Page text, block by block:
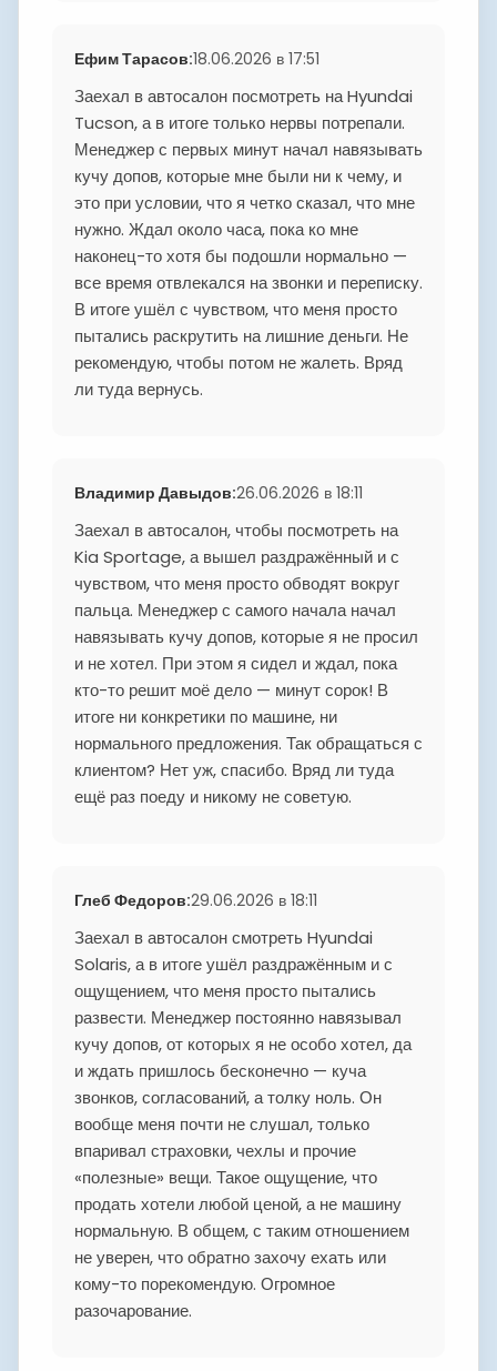
Ефим Тарасов:18.06.2026 в 17:51
Заехал в автосалон посмотреть на Hyundai
Tucson, а в итоге только нервы потрепали.
Менеджер с первых минут начал навязывать
кучу допов, которые мне были ни к чему, и
это при условии, что я четко сказал, что мне
нужно. Ждал около часа, пока ко мне
наконец-то хотя бы подошли нормально —
все время отвлекался на звонки и переписку.
В итоге ушёл с чувством, что меня просто
пытались раскрутить на лишние деньги. Не
рекомендую, чтобы потом не жалеть. Вряд
ли туда вернусь.
Владимир Давыдов:26.06.2026 в 18:11
Заехал в автосалон, чтобы посмотреть на
Kia Sportage, а вышел раздражённый и с
чувством, что меня просто обводят вокруг
пальца. Менеджер с самого начала начал
навязывать кучу допов, которые я не просил
и не хотел. При этом я сидел и ждал, пока
кто-то решит моё дело — минут сорок! В
итоге ни конкретики по машине, ни
нормального предложения. Так обращаться с
клиентом? Нет уж, спасибо. Вряд ли туда
ещё раз поеду и никому не советую.
Глеб Федоров:29.06.2026 в 18:11
Заехал в автосалон смотреть Hyundai
Solaris, а в итоге ушёл раздражённым и с
ощущением, что меня просто пытались
развести. Менеджер постоянно навязывал
кучу допов, от которых я не особо хотел, да
и ждать пришлось бесконечно — куча
звонков, согласований, а толку ноль. Он
вообще меня почти не слушал, только
впаривал страховки, чехлы и прочие
«полезные» вещи. Такое ощущение, что
продать хотели любой ценой, а не машину
нормальную. В общем, с таким отношением
не уверен, что обратно захочу ехать или
кому-то порекомендую. Огромное
разочарование.